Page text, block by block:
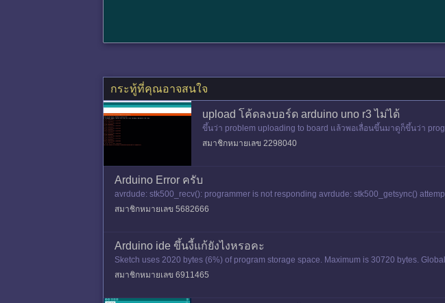
กระทู้ที่คุณอาจสนใจ
upload โค้ดลงบอร์ด arduino uno r3 ไม่ได้
ขึ้นว่า problem uploading to board แล้วพอเลื่อนขึ้นมาดูก็ขึ้นว่า
สมาชิกหมายเลข 2298040
Arduino Error ครับ
avrdude: stk500_recv(): programmer is not responding avrdude: stk500_getsync()
สมาชิกหมายเลข 5682666
Arduino ide ขึ้นงี้แก้ยังไงหรอคะ
Sketch uses 2020 bytes (6%) of program storage space. Maximum is 30720 bytes.
สมาชิกหมายเลข 6911465